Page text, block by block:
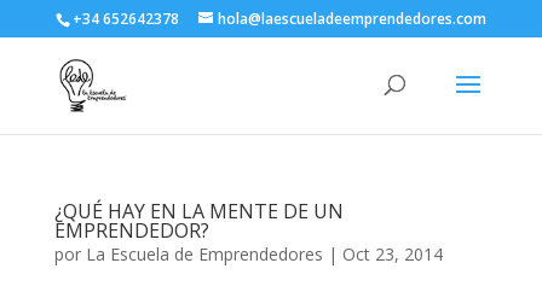
+34 652642378 hola@laescueladeemprendedores.com
¿QUÉ HAY EN LA MENTE DE UN
EMPRENDEDOR?
por La Escuela de Emprendedores | Oct 23, 2014